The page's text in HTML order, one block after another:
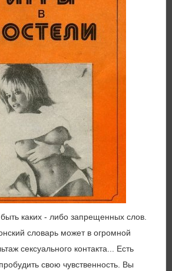
каких - либо запрещенных слов.
словарь может в огромной
сексуального контакта... Есть
свою чувственность. Вы